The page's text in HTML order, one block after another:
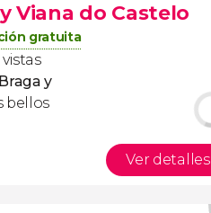
Viana do Castelo
gratuita
y
bellos
Ver detalles